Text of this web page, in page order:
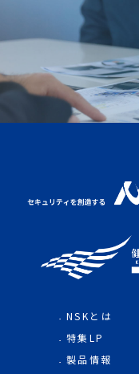
NSKとは
特集LP
製品情報